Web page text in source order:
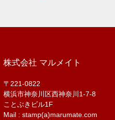
株式会社 マルメイト
〒221-0822
横浜市神奈川区西神奈川1-7-8
ことぶきビル1F
Mail : stamp(a)marumate.com